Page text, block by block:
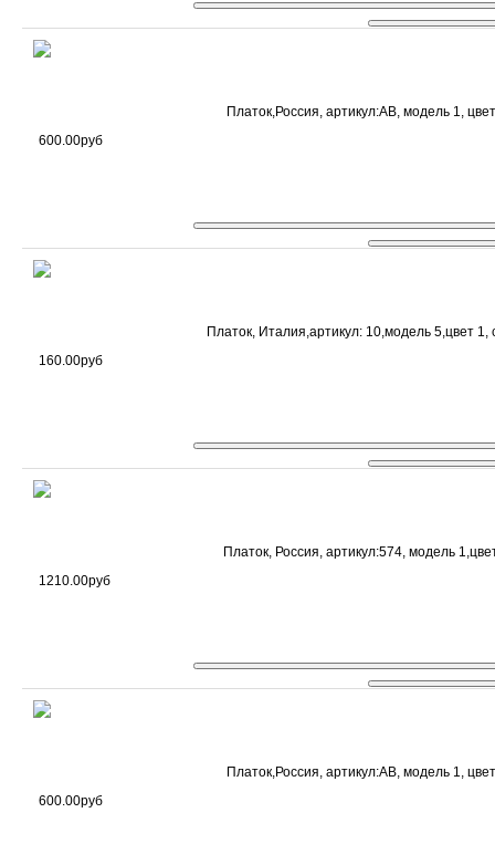
Платок,Россия, артикул:AB, модель 1,
600.00руб
Платок, Италия,артикул: 10,модель 5,цвет
160.00руб
Платок, Россия, артикул:574, модель
1210.00руб
Платок,Россия, артикул:AB, модель 1,
600.00руб